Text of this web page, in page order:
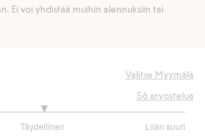
Ei voi yhdistää muihin alennuksiin tai
Valitse Myymälä
Täydellinen Liian suuri
56 arvostelua